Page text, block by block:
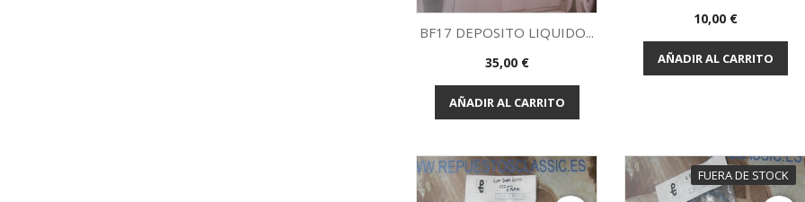
Vista rápida
BF17 DEPOSITO LIQUIDO...
Precio
35,00 €
AÑADIR AL CARRITO
Vista rápida
Precio
10,00 €
AÑADIR AL CARRITO
FUERA DE STOCK